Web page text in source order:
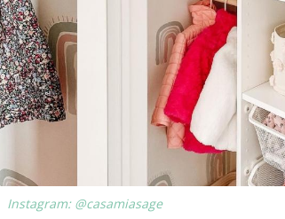
Instagram: @casamiasage